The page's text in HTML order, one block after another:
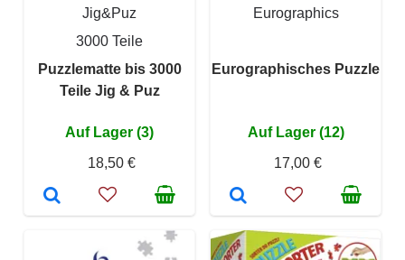
Jig&Puz
3000 Teile
Puzzlematte bis 3000
Teile Jig & Puz
Auf Lager (3)
18,50 €
Eurographics
Eurographisches Puzzle
Auf Lager (12)
17,00 €